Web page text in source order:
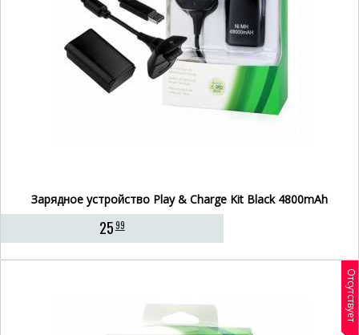
Зарядное устройство Play & Charge Kit Black 4800mAh
2599
Отсутствует